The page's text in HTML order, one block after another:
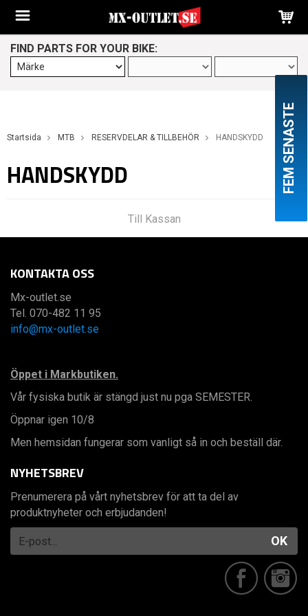
FIND PARTS FOR YOUR BIKE:
Startsida MTB RESERVDELAR & TILLBEHÖR HANDSKYDD
HANDSKYDD
Till Kassan
FEM SENASTE
KONTAKTA OSS
Mx-outlet.se
Tel. 070-482 11 95
info@mx-outlet.se
Öppet i Markbutiken.
Vår fysiska butik är stängd just nu pga SEMESTER.
Öppnar igen 10/8
Men hemsidan fungerar som vanligt så in och beställ där.
NYHETSBREV
Prenumerera på vårt nyhetsbrev för att ta del av
produktnyheter och erbjudanden!
OK